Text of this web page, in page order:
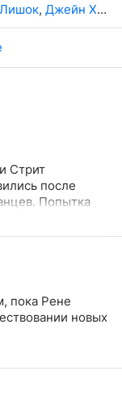
, Джейн Хейтмейер
Стрит
после
Попытка
матки
пока Рене
новых